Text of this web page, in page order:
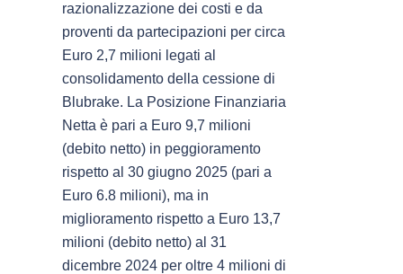
razionalizzazione dei costi e da
proventi da partecipazioni per circa
Euro 2,7 milioni legati al
consolidamento della cessione di
Blubrake. La Posizione Finanziaria
Netta è pari a Euro 9,7 milioni
(debito netto) in peggioramento
rispetto al 30 giugno 2025 (pari a
Euro 6.8 milioni), ma in
miglioramento rispetto a Euro 13,7
milioni (debito netto) al 31
dicembre 2024 per oltre 4 milioni di